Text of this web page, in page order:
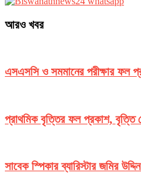
আরও খবর
এসএসসি ও সমমানের পরীক্ষার ফল
প্রাথমিক বৃত্তির ফল প্রকাশ, বৃত্তি
সাবেক স্পিকার ব্যারিস্টার জমির